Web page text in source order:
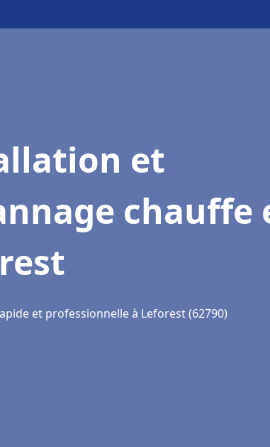
et
chauffe
et professionnelle à Leforest (62790)